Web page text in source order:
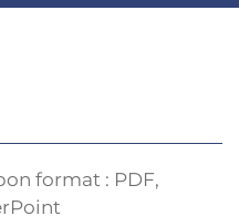
format : PDF,